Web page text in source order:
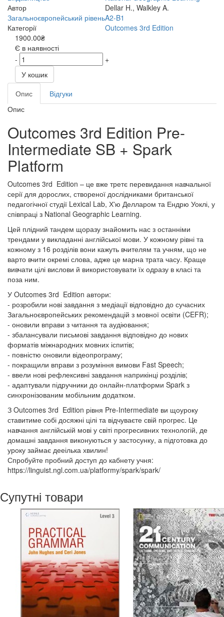
Автор
Dellar H., Walkley A.
Загальноєвропейський рівеньA2-B1
Категорії
Outcomes 3rd Edition
1900.00₴
Є в наявності
-
+
У кошик
Опис
Відгуки
Опис
Outcomes 3rd Edition Pre-
Intermediate SB + Spark
Platform
Outcomes 3rd Edition – це вже третє перевидання навчальної
серії для дорослих, створеної дослідниками британської
педагогічної студії Lexical Lab, Х'ю Делларом та Ендрю Уоклі, у
співпраці з National Geographic Learning.
Цей плідний тандем щоразу знайомить нас з останніми
трендами у викладанні англійської мови. У кожному рівні та
кожному з 16 розділів вони кажуть вчителям та учням, що не
варто вчити окремі слова, адже це марна трата часу. Краще
вивчати цілі вислови й використовувати їх одразу в класі та
поза ним.
У Outcomes 3rd Edition автори:
- розробили нові завдання з медіації відповідно до сучасних
Загальноєвропейських рекомендацій з мовної освіти (CEFR);
- оновили вправи з читання та аудіювання;
- збалансували письмові завдання відповідно до нових
форматів міжнародних мовних іспитів;
- повністю оновили відеопрограму;
- покращили вправи з розуміння вимови Fast Speech;
- ввели нові рефлексивні завдання наприкінці розділів;
- адаптували підручники до онлайн-платформи Spark з
синхронізованим мобільним додатком.
З Outcomes 3rd Edition рівня Pre-Intermediate ви щоуроку
ставитиме собі досяжні цілі та відчуваєте свій прогрес. Це
навчання англійській мові у світі прогресивних технологій, де
домашні завдання виконуються у застосунку, а підготовка до
уроку займає дееілька хвилин!
Спробуйте пробний доступ до кабнету учня:
https://linguist.ngl.com.ua/platformy/spark/spark/
Супутні товари